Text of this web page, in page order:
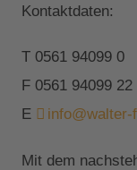
Kontaktdaten:
T 0561 94099 0
F 0561 94099 22
E
info@walter-
Mit dem